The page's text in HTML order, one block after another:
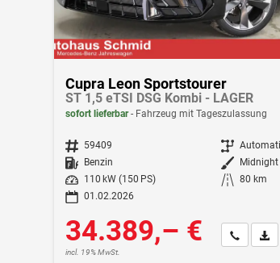
Cupra Leon Sportstourer
ST 1,5 eTSI DSG Kombi - LAGER
sofort lieferbar Fahrzeug mit Tageszulassung
Fahrzeugnr. 59409 Getriebe
Kraftstoff
Benzin Außenfarbe
Leistung
110 kW (150 PS) Kilometerstand 80 km
01.02.2026
34.389,– €
incl. 19% MwSt.
Wir rufen